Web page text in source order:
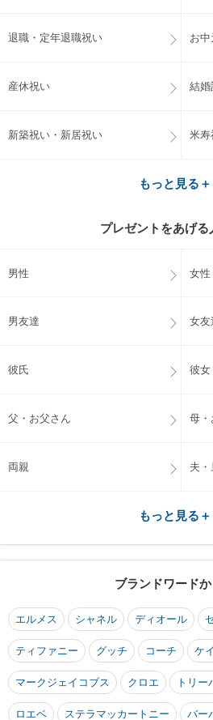
退職・定年退職祝い お中
産休祝い 結婚
新築祝い・新居祝い 米寿
もっと見る＋
プレゼントをあげる
男性 女性
男友達 女友
彼氏 彼女
父・お父さん 母・
両親 夫・
もっと見る＋
ブランドワード
エルメス シャネル ディオール
ティファニー グッチ コーチ ケ
マークジェイコブス クロエ トリー
ロエベ ステラマッカートニー バー